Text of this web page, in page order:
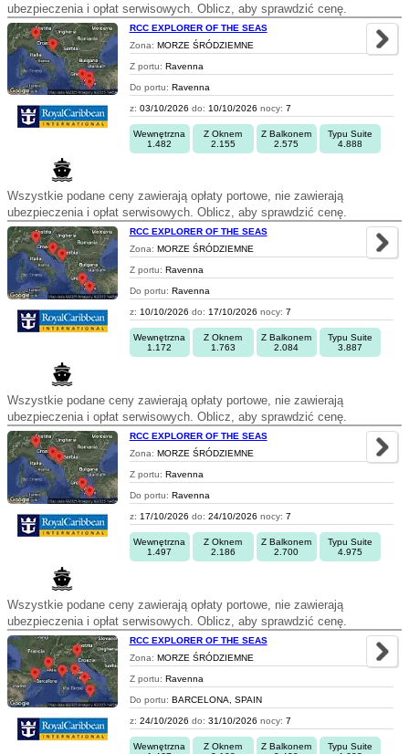
ubezpieczenia i opłat serwisowych. Oblicz, aby sprawdzić cenę.
RCC EXPLORER OF THE SEAS
Zona: MORZE ŚRÓDZIEMNE
Z portu: Ravenna
Do portu: Ravenna
z: 03/10/2026 do: 10/10/2026 nocy: 7
Wewnętrzna
1.482
Z Oknem
2.155
Z Balkonem
2.575
Typu Suite
4.888
Wszystkie podane ceny zawierają opłaty portowe, nie zawierają
ubezpieczenia i opłat serwisowych. Oblicz, aby sprawdzić cenę.
RCC EXPLORER OF THE SEAS
Zona: MORZE ŚRÓDZIEMNE
Z portu: Ravenna
Do portu: Ravenna
z: 10/10/2026 do: 17/10/2026 nocy: 7
Wewnętrzna
1.172
Z Oknem
1.763
Z Balkonem
2.084
Typu Suite
3.887
Wszystkie podane ceny zawierają opłaty portowe, nie zawierają
ubezpieczenia i opłat serwisowych. Oblicz, aby sprawdzić cenę.
RCC EXPLORER OF THE SEAS
Zona: MORZE ŚRÓDZIEMNE
Z portu: Ravenna
Do portu: Ravenna
z: 17/10/2026 do: 24/10/2026 nocy: 7
Wewnętrzna
1.497
Z Oknem
2.186
Z Balkonem
2.700
Typu Suite
4.975
Wszystkie podane ceny zawierają opłaty portowe, nie zawierają
ubezpieczenia i opłat serwisowych. Oblicz, aby sprawdzić cenę.
RCC EXPLORER OF THE SEAS
Zona: MORZE ŚRÓDZIEMNE
Z portu: Ravenna
Do portu: BARCELONA, SPAIN
z: 24/10/2026 do: 31/10/2026 nocy: 7
Wewnętrzna
Z Oknem
Z Balkonem
Typu Suite